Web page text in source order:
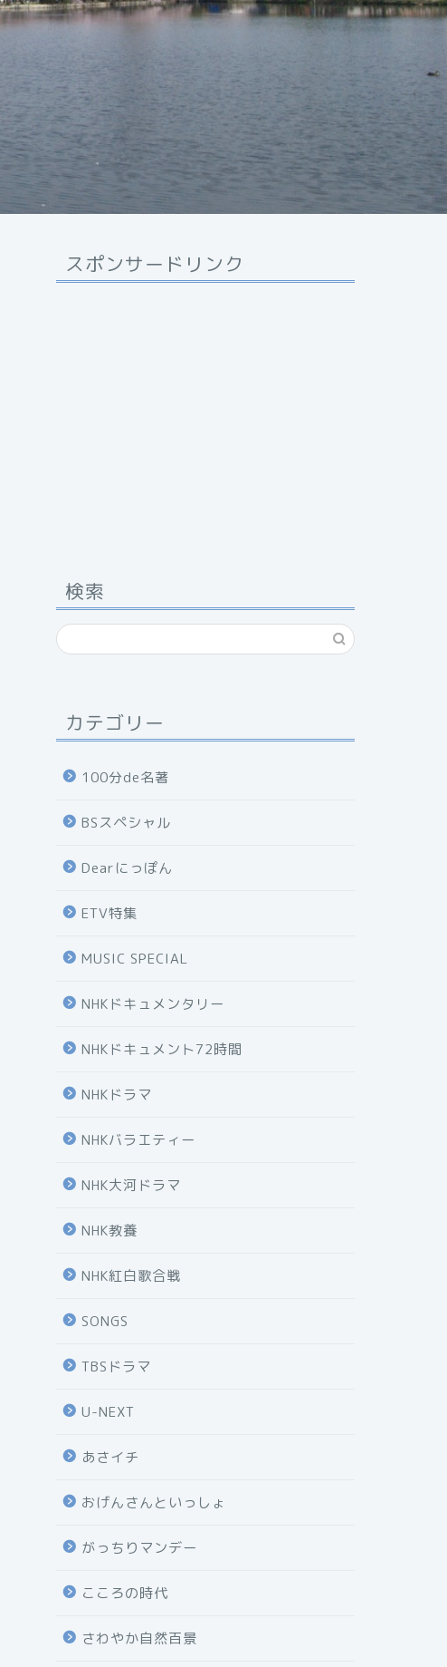
スポンサードリンク
検索
カテゴリー
100分de名著
BSスペシャル
Dearにっぽん
ETV特集
MUSIC SPECIAL
NHKドキュメンタリー
NHKドキュメント72時間
NHKドラマ
NHKバラエティー
NHK大河ドラマ
NHK教養
NHK紅白歌合戦
SONGS
TBSドラマ
U-NEXT
あさイチ
おげんさんといっしょ
がっちりマンデー
こころの時代
さわやか自然百景